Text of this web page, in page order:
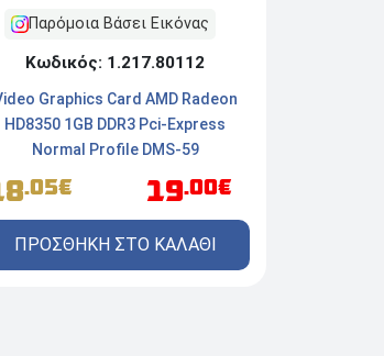
Παρόμοια Βάσει Εικόνας
Κωδικός: 1.217.80112
Graphics Card AMD Radeon
HD8350 1GB DDR3 Pci-Express
Normal Profile DMS-59
.05€ 19.00€
ΠΡΟΣΘΗΚΗ ΣΤΟ ΚΑΛΑΘΙ